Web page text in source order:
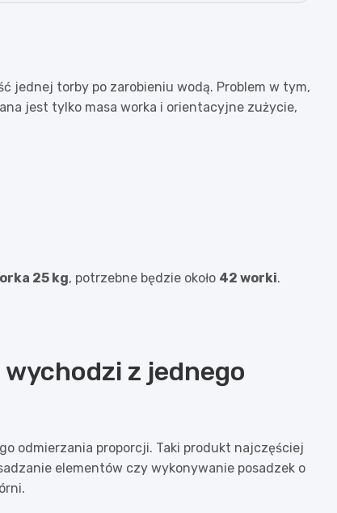
jednej torby po zarobieniu wodą. Problem w tym,
jest tylko masa worka i orientacyjne zużycie,
25 kg, potrzebne będzie około 42 worki.
z jednego
odmierzania proporcji. Taki produkt najczęściej
elementów czy wykonywanie posadzek o